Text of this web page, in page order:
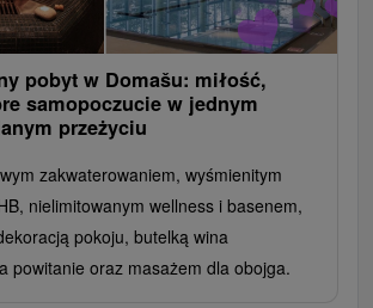
pobyt w Domašu: miłość,
samopoczucie w jednym
przeżyciu
zakwaterowaniem, wyśmienitym
nielimitowanym wellness i basenem,
pokoju, butelką wina
powitanie oraz masażem dla obojga.